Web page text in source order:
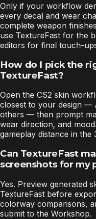
Only if your workflow
every decal and wear
complete weapon
use TextureFast for the
editors for final touch-
How do I pick the
TextureFast?
Open the CS2 skin
closest to your design —
others — then prompt
wear direction, and
gameplay distance in the
Can TextureFast
screenshots for my
Yes. Preview generated
TextureFast before
colorway comparisons,
submit to the Workshop.